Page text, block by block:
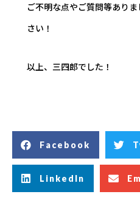
ご不明な点やご質問等あり
さい！
以上、三四郎でした！
Facebook
LinkedIn